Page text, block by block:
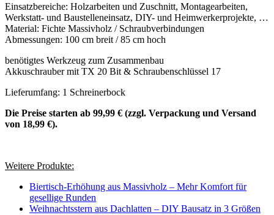
Einsatzbereiche: Holzarbeiten und Zuschnitt, Montagearbeiten,
Werkstatt- und Baustelleneinsatz, DIY- und Heimwerkerprojekte, …
Material: Fichte Massivholz / Schraubverbindungen
Abmessungen: 100 cm breit / 85 cm hoch
benötigtes Werkzeug zum Zusammenbau
Akkuschrauber mit TX 20 Bit & Schraubenschlüssel 17
Lieferumfang: 1 Schreinerbock
Die Preise starten ab 99,99 € (zzgl. Verpackung und Versand
von 18,99 €).
Weitere Produkte:
Biertisch-Erhöhung aus Massivholz – Mehr Komfort für
gesellige Runden
Weihnachtsstern aus Dachlatten – DIY Bausatz in 3 Größen